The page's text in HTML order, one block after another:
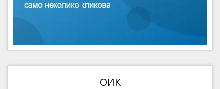
ОИК